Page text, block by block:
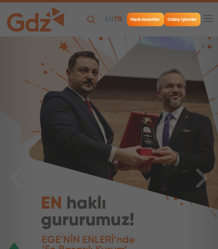
ENTR Online İşlemler
Planlı Kesintiler